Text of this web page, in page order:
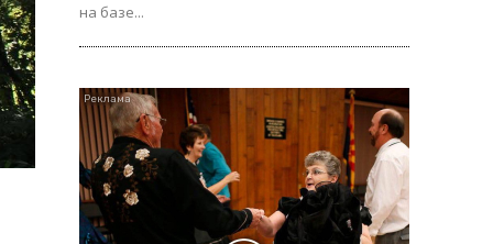
на базе...